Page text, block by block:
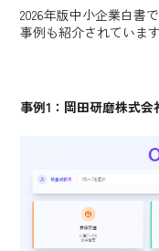
2026年版中小企業白書
事例も紹介されています
事例1：岡田研磨株式会